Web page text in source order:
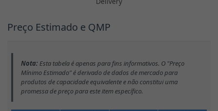
Preço Estimado e QMP
Nota:Esta tabela é apenas para fins informativos. O "Preço
Mínimo Estimado" é derivado de dados de mercado para
produtos de capacidade equivalente e não constitui uma
promessa de preço para este item específico.